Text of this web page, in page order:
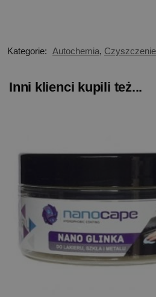
Kategorie: Autochemia,
Inni klienci kupili też...